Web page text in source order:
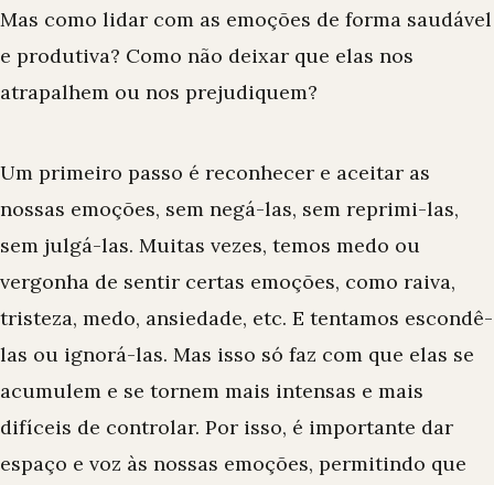
Mas como lidar com as emoções de forma saudável
e produtiva? Como não deixar que elas nos
atrapalhem ou nos prejudiquem?
Um primeiro passo é reconhecer e aceitar as
nossas emoções, sem negá-las, sem reprimi-las,
sem julgá-las. Muitas vezes, temos medo ou
vergonha de sentir certas emoções, como raiva,
tristeza, medo, ansiedade, etc. E tentamos escondê-
las ou ignorá-las. Mas isso só faz com que elas se
acumulem e se tornem mais intensas e mais
difíceis de controlar. Por isso, é importante dar
espaço e voz às nossas emoções, permitindo que